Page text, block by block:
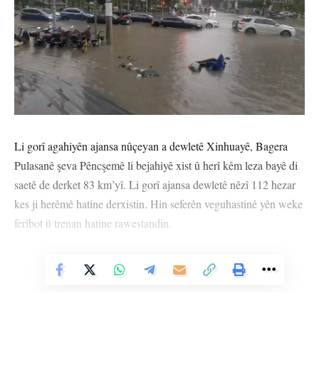
Li gorî agahiyên ajansa nûçeyan a dewletê Xinhuayê, Bagera
Pulasanê şeva Pêncşemê li bejahiyê xist û herî kêm leza bayê di
saetê de derket 83 km’yî. Li gorî ajansa dewletê nêzî 112 hezar
kes ji herêmê hatine derxistin. Hin seferên veguhastinê yên weke
ferîbot û trenan hatine rawestandin.
parvekirin. Lê di dîmenên ku li ser medyaya dîjîtalê tê parvekirin
Vê Nûçeyê Bixwîne